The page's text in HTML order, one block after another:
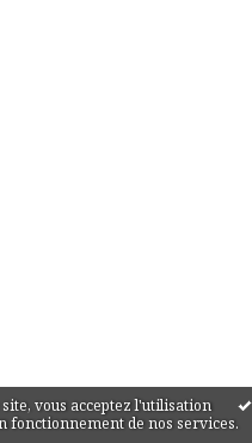
vous acceptez l'utilisation
fonctionnement de nos services.